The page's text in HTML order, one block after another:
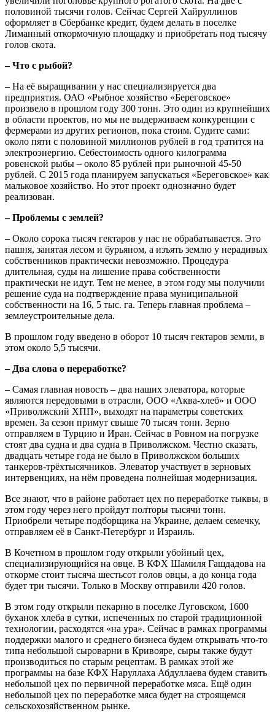
половиной тысячи голов. Сейчас Сергей Хайруллинов
оформляет в Сбербанке кредит, будем делать в поселке
Лиманный откормочную площадку и приобретать под тысячу
голов скота.
– Что с рыбой?
– На её выращивании у нас специализируется два
предприятия. ОАО «Рыбное хозяйство «Береговское»
произвело в прошлом году 300 тонн. Это один из крупнейших
в области проектов, но мы не выдерживаем конкуренции с
фермерами из других регионов, пока стоим. Судите сами:
около пяти с половиной миллионов рублей в год тратится на
электроэнергию. Себестоимость одного килограмма
ровенской рыбы – около 85 рублей при рыночной 45-50
рублей. С 2015 года планируем запускаться «Береговское» как
мальковое хозяйство. Но этот проект однозначно будет
реализован.
– Проблемы с землей?
– Около сорока тысяч гектаров у нас не обрабатывается. Это
пашня, занятая лесом и бурьяном, а изъять землю у нерадивых
собственников практически невозможно. Процедура
длительная, суды на лишение права собственности
практически не идут. Тем не менее, в этом году мы получили
решение суда на подтверждение права муниципальной
собственности на 16, 5 тыс. га. Теперь главная проблема –
землеустроительные дела.
В прошлом году введено в оборот 10 тысяч гектаров земли, в
этом около 5,5 тысячи.
– Два слова о переработке?
– Самая главная новость – два наших элеватора, которые
являются передовыми в отрасли, ООО «Аква-хлеб» и ООО
«Приволжский ХПП», выходят на параметры советских
времен. За сезон примут свыше 70 тысяч тонн. Зерно
отправляем в Турцию и Иран. Сейчас в Ровном на погрузке
стоят два судна и два судна в Приволжском. Честно сказать,
двадцать четыре года не было в Приволжском больших
танкеров-трёхтысячников. Элеватор участвует в зерновых
интервенциях, на нём проведена полнейшая модернизация.
Все знают, что в районе работает цех по переработке тыквы, в
этом году через него пройдут полторы тысячи тонн.
Приобрели четыре подборщика на Украине, делаем семечку,
отправляем её в Санкт-Петербург и Израиль.
В Кочетном в прошлом году открыли убойный цех,
специализирующийся на овце. В КФХ Шамиля Гашдадова на
откорме стоит тысяча шестьсот голов овцы, а до конца года
будет три тысячи. Только в Москву отправили 420 голов.
В этом году открыли пекарню в поселке Луговском, 1600
буханок хлеба в сутки, испеченных по старой традиционной
технологии, расходятся «на ура». Сейчас в рамках программы
поддержки малого и среднего бизнеса будем открывать что-то
типа небольшой сыроварни в Кривояре, сыры также будут
производиться по старым рецептам. В рамках этой же
программы на базе КФХ Наруллаха Абдуллаева будем ставить
небольшой цех по первичной переработке мяса. Ещё один
небольшой цех по переработке мяса будет на строящемся
сельскохозяйственном рынке.